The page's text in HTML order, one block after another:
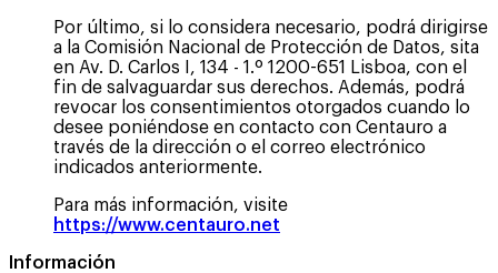
Por último, si lo considera necesario, podrá dirigirse
a la Comisión Nacional de Protección de Datos, sita
en Av. D. Carlos I, 134 - 1.º 1200-651 Lisboa, con el
fin de salvaguardar sus derechos. Además, podrá
revocar los consentimientos otorgados cuando lo
desee poniéndose en contacto con Centauro a
través de la dirección o el correo electrónico
indicados anteriormente.
Para más información, visite
https://www.centauro.net
Información